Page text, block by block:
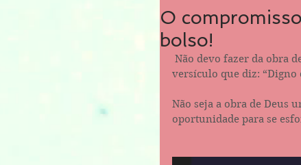
O
bolso!
versículo que diz: “Digno
Não seja a obra de Deus
oportunidade para se